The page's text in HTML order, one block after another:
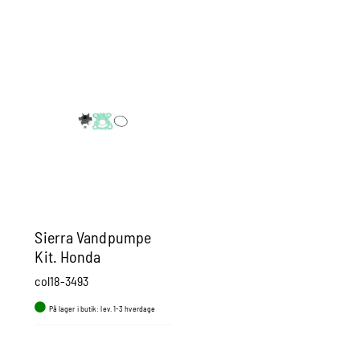
Sierra Vandpumpe
Kit. Honda
col18-3493
På lager i butik: lev. 1-3 hverdage